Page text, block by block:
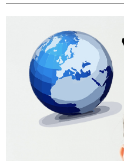
はどういった意味なのでしょ
について冷静にメリットやデ
かに、リターンがある分リス
をしっかり身につけてから行
金融商品に過大な期待や過剰